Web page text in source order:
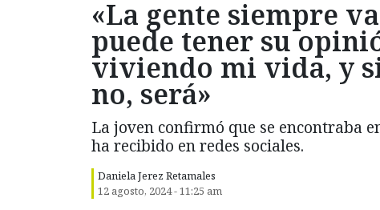
«La gente siempre
puede tener su
viviendo mi vida, y
no, será»
La joven confirmó que se encontraba
ha recibido en redes sociales.
Daniela Jerez Retamales
12 agosto, 2024 - 11:25 am